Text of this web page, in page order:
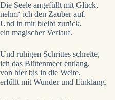
Die Seele angefüllt mit Glück,
nehm‘ ich den Zauber auf.
Und in mir bleibt zurück,
ein magischer Verlauf.
Und ruhigen Schrittes schreite,
ich das Blütenmeer entlang,
von hier bis in die Weite,
erfüllt mit Wunder und Einklang.